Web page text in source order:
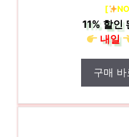
[
11%할인
내일
구매 바